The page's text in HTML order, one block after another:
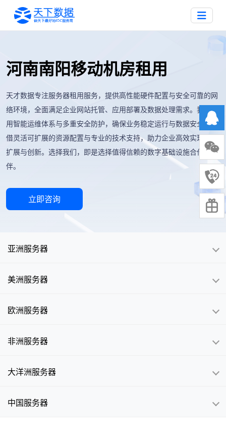
河南南阳移动机房租用
天才数据专注服务器租用服务，提供高性能硬件配置与安全可靠的网
络环境，全面满足企业网站托管、应用部署及数据处理需求。我们采
用智能运维体系与多重安全防护，确保业务稳定运行与数据安全。凭
借灵活可扩展的资源配置与专业的技术支持，助力企业高效实现业务
扩展与创新。选择我们，即是选择值得信赖的数字基础设施合作伙
伴。
立即咨询
亚洲服务器
美洲服务器
欧洲服务器
非洲服务器
大洋洲服务器
中国服务器